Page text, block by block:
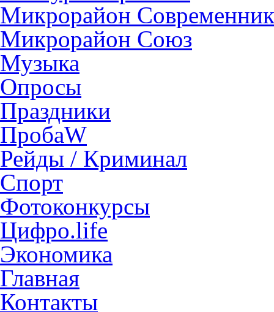
Микрорайон Современник
Микрорайон Союз
Музыка
Опросы
Праздники
ПробаW
Рейды / Криминал
Спорт
Фотоконкурсы
Цифро.life
Экономика
Главная
Контакты